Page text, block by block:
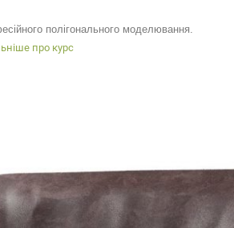
полігонального моделювання.
про курс